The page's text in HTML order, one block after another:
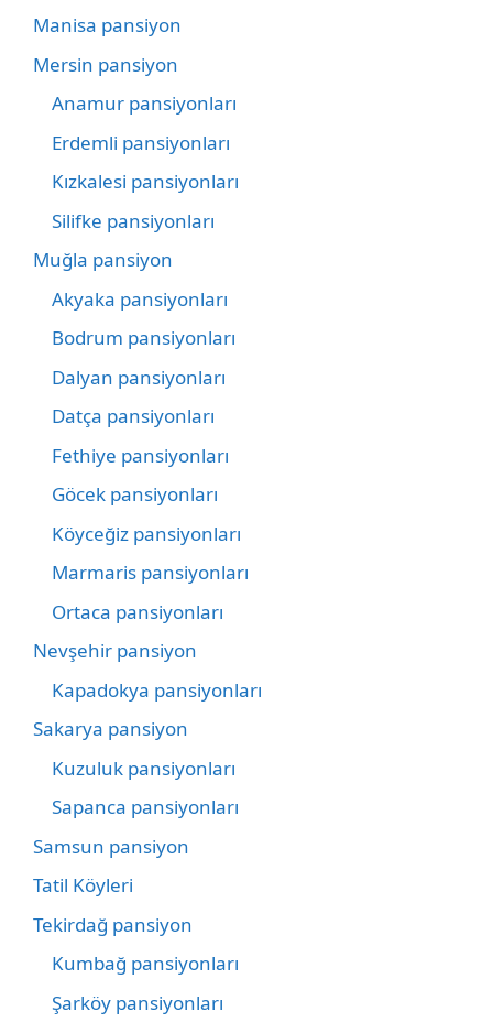
Manisa pansiyon
Mersin pansiyon
Anamur pansiyonları
Erdemli pansiyonları
Kızkalesi pansiyonları
Silifke pansiyonları
Muğla pansiyon
Akyaka pansiyonları
Bodrum pansiyonları
Dalyan pansiyonları
Datça pansiyonları
Fethiye pansiyonları
Göcek pansiyonları
Köyceğiz pansiyonları
Marmaris pansiyonları
Ortaca pansiyonları
Nevşehir pansiyon
Kapadokya pansiyonları
Sakarya pansiyon
Kuzuluk pansiyonları
Sapanca pansiyonları
Samsun pansiyon
Tatil Köyleri
Tekirdağ pansiyon
Kumbağ pansiyonları
Şarköy pansiyonları